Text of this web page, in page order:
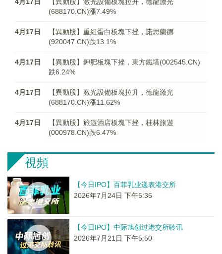
(688170.CN)漲7.49%
4月17日
【異動股】重組蛋白板塊下挫，諾思蘭德
(920047.CN)跌13.1%
4月17日
【異動股】鉀肥板塊下挫，東方鐵塔(002545.CN)
跌6.24%
4月17日
【異動股】激光設備板塊拉升，德龍激光
(688170.CN)漲11.62%
4月17日
【異動股】旅遊酒店板塊下挫，桂林旅遊
(000978.CN)跌6.47%
視頻
【今日IPO】百菲乳业递表港交所
2026年7月24日 下午5:36
【今日IPO】中际旭创过港交所聆讯
2026年7月21日 下午5:50